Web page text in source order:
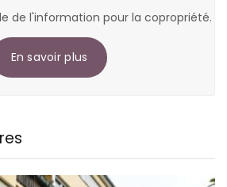
de l'information pour la copropriété.
En savoir plus